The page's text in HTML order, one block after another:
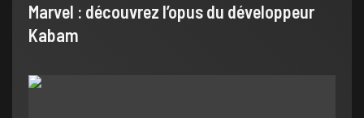
Marvel : découvrez l’opus du développeur
Kabam